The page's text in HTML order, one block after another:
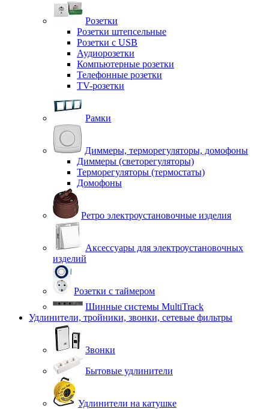
Розетки
Розетки штепсельные
Розетки с USB
Аудиорозетки
Компьютерные розетки
Телефонные розетки
TV-розетки
Рамки
Диммеры, терморегуляторы, домофоны
Диммеры (светорегуляторы)
Терморегуляторы (термостаты)
Домофоны
Ретро электроустановочные изделия
Аксессуары для электроустановочных
изделий
Розетки с таймером
Шинные системы MultiTrack
Удлинители, тройники, звонки, сетевые фильтры
Звонки
Бытовые удлинители
Удлинители на катушке